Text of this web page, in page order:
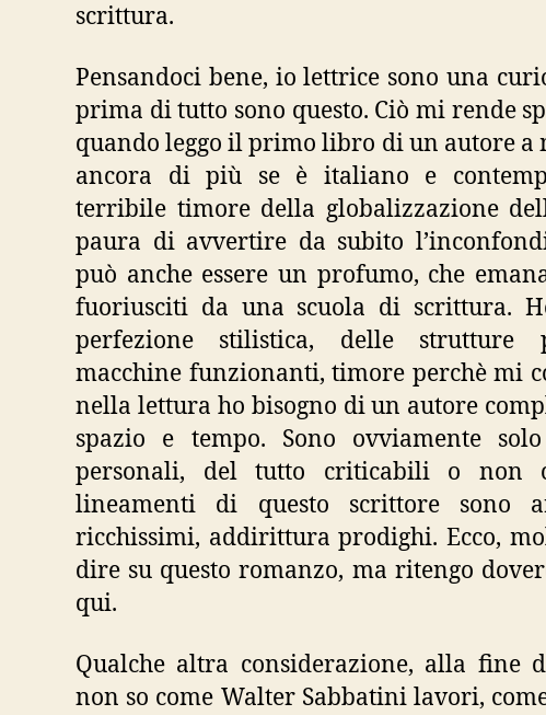
scrittura.
Pensandoci bene, io lettrice sono una
prima di tutto sono questo. Ciò mi rende
quando leggo il primo libro di un autore a
ancora di più se è italiano e
terribile timore della globalizzazione
paura di avvertire da subito
può anche essere un profumo, che
fuoriusciti da una scuola di scrittura.
perfezione stilistica, delle strutture
macchine funzionanti, timore perchè mi
nella lettura ho bisogno di un autore
spazio e tempo. Sono ovviamente
personali, del tutto criticabili o non
lineamenti di questo scrittore sono
ricchissimi, addirittura prodighi. Ecco,
dire su questo romanzo, ma ritengo
qui.
Qualche altra considerazione, alla fine
non so come Walter Sabbatini lavori,